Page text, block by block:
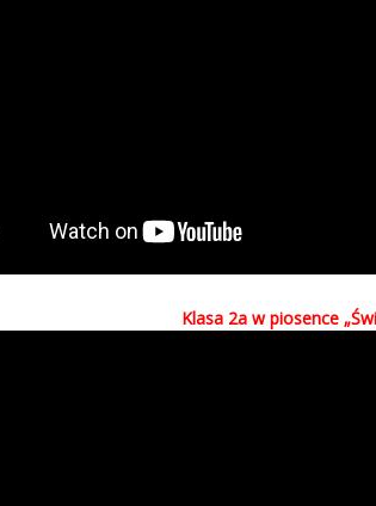
Klasa 2a w piosence